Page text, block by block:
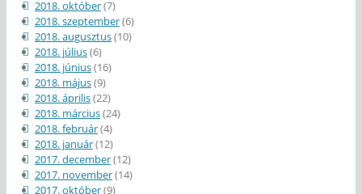
2018. október(7)
2018. szeptember(6)
2018. augusztus(10)
2018. július(6)
2018. június(16)
2018. május(9)
2018. április(22)
2018. március(24)
2018. február(4)
2018. január(12)
2017. december(12)
2017. november(14)
2017. október(9)